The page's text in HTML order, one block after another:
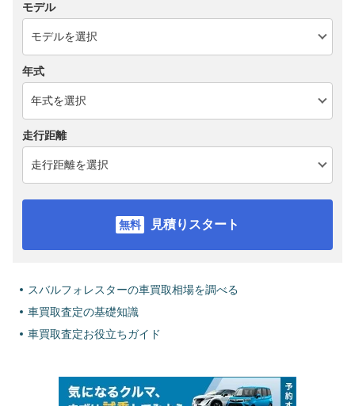
モデル
年式
走行距離
見積りスタート
スバルフォレスターの車買取相場を調べる
車買取査定の基礎知識
車買取査定お役立ちガイド